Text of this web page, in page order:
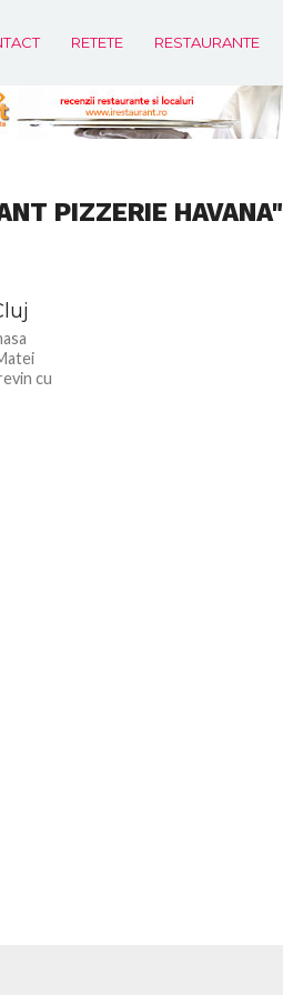
RETETE RESTAURANTE
PIZZERIE HAVANA"
cu